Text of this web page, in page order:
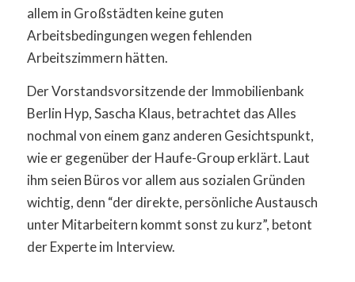
allem in Großstädten keine guten
Arbeitsbedingungen wegen fehlenden
Arbeitszimmern hätten.
Der Vorstandsvorsitzende der Immobilienbank
Berlin Hyp, Sascha Klaus, betrachtet das Alles
nochmal von einem ganz anderen Gesichtspunkt,
wie er gegenüber der Haufe-Group erklärt. Laut
ihm seien Büros vor allem aus sozialen Gründen
wichtig, denn “der direkte, persönliche Austausch
unter Mitarbeitern kommt sonst zu kurz”, betont
der Experte im Interview.